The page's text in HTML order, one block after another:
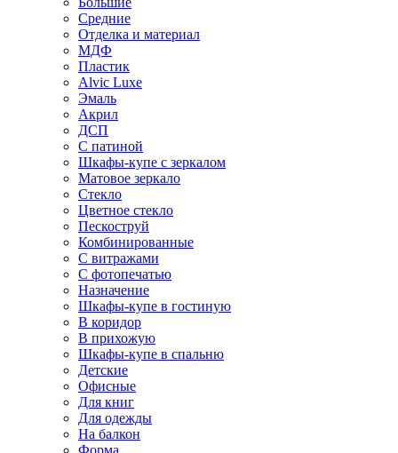
Средние
Отделка и материал
МДФ
Пластик
Alvic Luxe
Эмаль
Акрил
ДСП
С патиной
Шкафы-купе с зеркалом
Матовое зеркало
Стекло
Цветное стекло
Пескоструй
Комбинированные
С витражами
С фотопечатью
Назначение
Шкафы-купе в гостиную
В коридор
В прихожую
Шкафы-купе в спальню
Детские
Офисные
Для книг
Для одежды
На балкон
Форма